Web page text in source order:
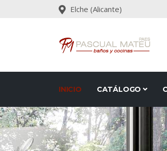
Elche (Alicante)
INICIO CATÁLOGO